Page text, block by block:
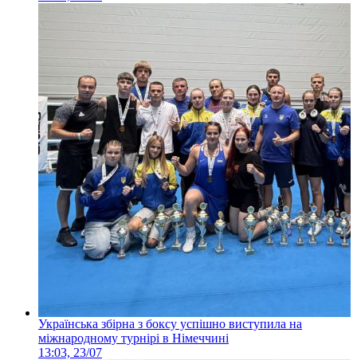
Українська збірна з боксу успішно виступила на
міжнародному турнірі в Німеччині
13:03, 23/07